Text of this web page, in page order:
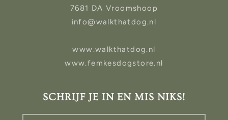
7681 DA Vroomshoop
info@walkthatdog.nl
www.walkthatdog.nl
www.femkesdogstore.nl
SCHRIJF JE IN EN MIS NIKS!